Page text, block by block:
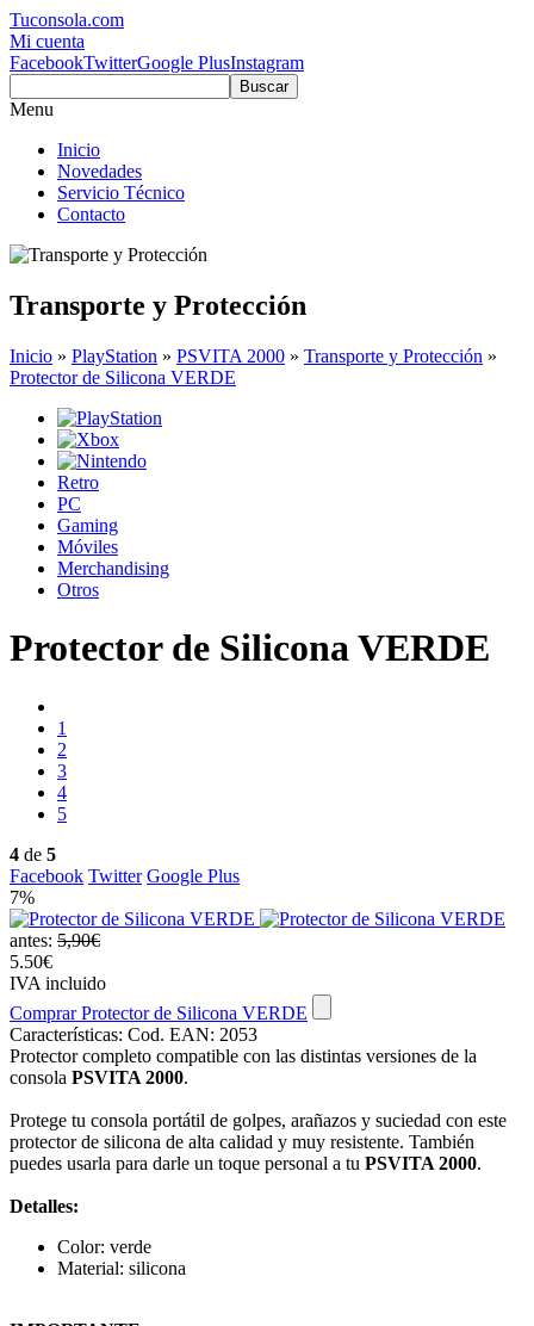
Tuconsola.com
Mi cuenta
FacebookTwitterGoogle PlusInstagram
Buscar
Menu
Inicio
Novedades
Servicio Técnico
Contacto
Transporte y Protección
Inicio » PlayStation » PSVITA 2000 » Transporte y Protección »
Protector de Silicona VERDE
Retro
PC
Gaming
Móviles
Merchandising
Otros
Protector de Silicona VERDE
1
2
3
4
5
4 de 5
Facebook Twitter Google Plus
7%
antes: 5,90€
5.50€
IVA incluido
Comprar Protector de Silicona VERDE
Características: Cod. EAN: 2053
Protector completo compatible con las distintas versiones de la
consola PSVITA 2000.
Protege tu consola portátil de golpes, arañazos y suciedad con este
protector de silicona de alta calidad y muy resistente. También
puedes usarla para darle un toque personal a tu PSVITA 2000.
Detalles:
Color: verde
Material: silicona